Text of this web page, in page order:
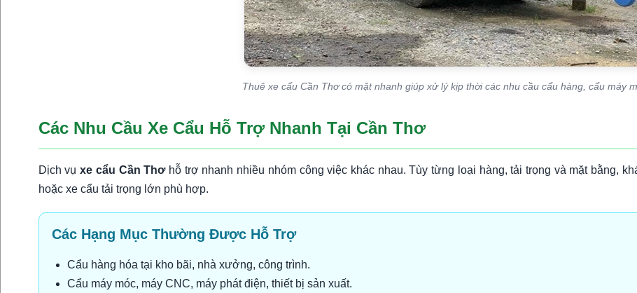
Thuê xe cẩu Cần Thơ có mặt nhanh giúp xử lý kịp thời các nhu cầu cẩu hàng, cẩu máy
Các Nhu Cầu Xe Cẩu Hỗ Trợ Nhanh Tại Cần Thơ
Dịch vụxe cẩu Cần Thơhỗ trợ nhanh nhiều nhóm công việc khác nhau. Tùy từng loại hàng, tải trọng và mặt bằng,
hoặc xe cẩu tải trọng lớn phù hợp.
Các Hạng Mục Thường Được Hỗ Trợ
Cẩu hàng hóa tại kho bãi, nhà xưởng, công trình.
Cẩu máy móc, máy CNC, máy phát điện, thiết bị sản xuất.